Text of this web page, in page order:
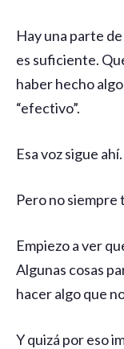
Hay una parte
es suficiente.
haber hecho
“efectivo”.
Esa voz sigue ahí.
Pero no siempre
Empiezo a ver
Algunas cosas
hacer algo que
Y quizá por eso